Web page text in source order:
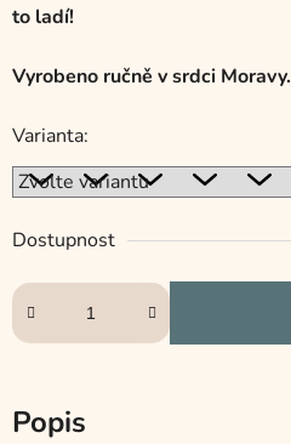
to ladí!
Vyrobeno ručně v srdci Moravy.
Varianta:
Dostupnost
Popis